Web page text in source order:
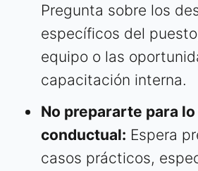
Pregunta sobre los
específicos del
equipo o las
capacitación interna.
No prepararte para
conductual: Espera
casos prácticos,